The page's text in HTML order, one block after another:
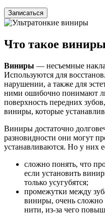
Записаться
Что такое
Виниры — несъемные
Используются для
нарушении, а также для
ними ошибочно понимают
поверхность передних
виниры, которые
Виниры достаточно
разновидности они могут
устанавливаются. Но у них
сложно понять, что
если установить
только усугубятся;
промежутки между
виниры, очень
нити, из-за чего